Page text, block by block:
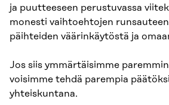
ja puutteeseen perustuvassa
monesti vaihtoehtojen
päihteiden väärinkäytöstä ja
Jos siis ymmärtäisimme
voisimme tehdä parempia
yhteiskuntana.